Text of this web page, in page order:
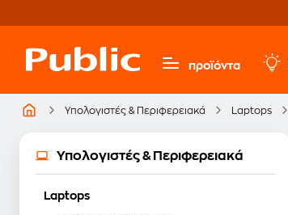
προϊόντα
Υπολογιστές & Περιφερειακά Laptops
Υπολογιστές & Περιφερειακά
Laptops